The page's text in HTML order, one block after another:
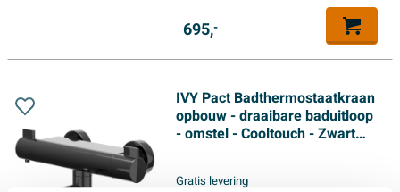
695,-
IVY Pact Badthermostaatkraan
opbouw - draaibare baduitloop
- omstel - Cooltouch - Zwart
Gratis levering